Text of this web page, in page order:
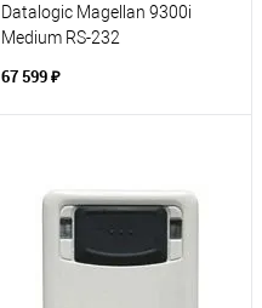
Datalogic Magellan 9300i
Medium RS-232
67 599 ₽